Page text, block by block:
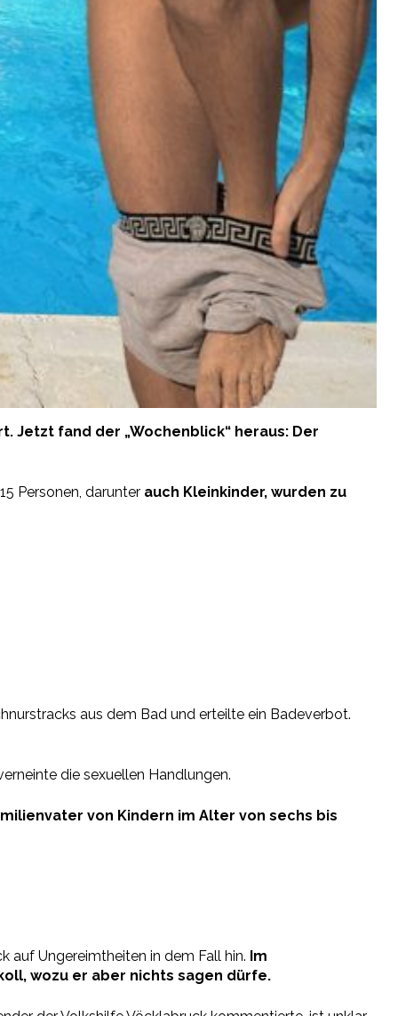
Jetzt fand der „Wochenblick“ heraus: Der
Personen, darunter auch Kleinkinder, wurden zu
aus dem Bad und erteilte ein Badeverbot.
die sexuellen Handlungen.
von Kindern im Alter von sechs bis
auf Ungereimtheiten in dem Fall hin. Im
wozu er aber nichts sagen dürfe.